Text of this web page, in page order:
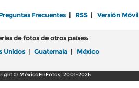
Frecuentes RSS Versión Móvil
de fotos de otros países:
Unidos
Guatemala México
© MéxicoEnFotos, 2001-2026